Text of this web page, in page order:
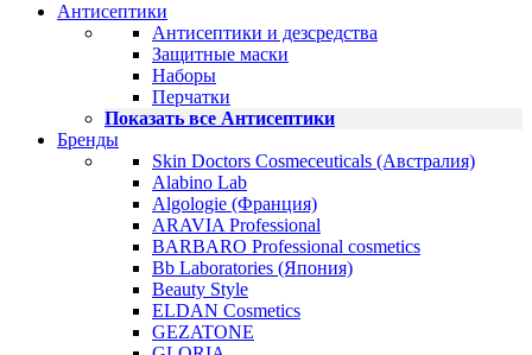
Антисептики
Антисептики и дезсредства
Защитные маски
Наборы
Перчатки
Показать все Антисептики
Бренды
Skin Doctors Cosmeceuticals (Австралия)
Alabino Lab
Algologie (Франция)
ARAVIA Professional
BARBARO Professional cosmetics
Bb Laboratories (Япония)
Beauty Style
ELDAN Cosmetics
GEZATONE